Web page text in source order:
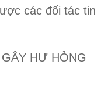
các đối tác tin
HƯ HỎNG